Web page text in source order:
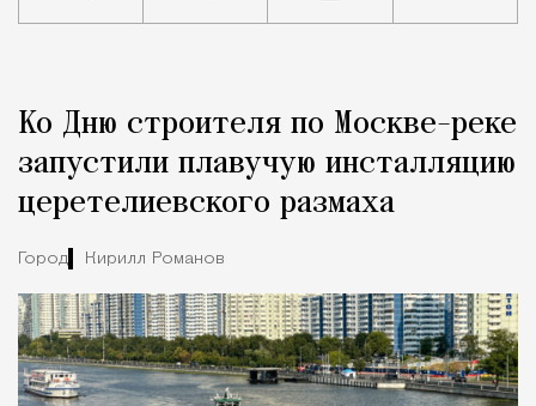
Город
Ко Дню строителя по Москве-реке
запустили плавучую инсталляцию
церетелиевского размаха
Город Кирилл Романов